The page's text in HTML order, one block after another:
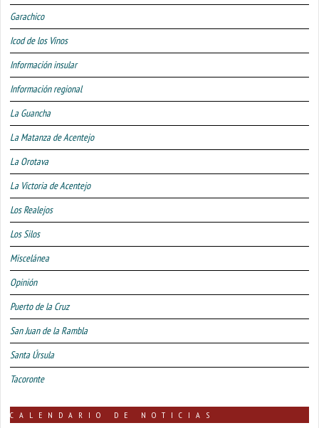
Garachico
Icod de los Vinos
Información insular
Información regional
La Guancha
La Matanza de Acentejo
La Orotava
La Victoria de Acentejo
Los Realejos
Los Silos
Miscelánea
Opinión
Puerto de la Cruz
San Juan de la Rambla
Santa Úrsula
Tacoronte
CALENDARIO DE NOTICIAS